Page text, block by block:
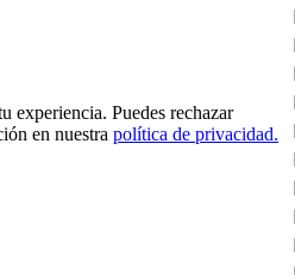
experiencia. Puedes rechazar
en nuestra política de privacidad.